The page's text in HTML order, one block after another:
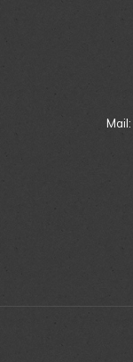
Mail: